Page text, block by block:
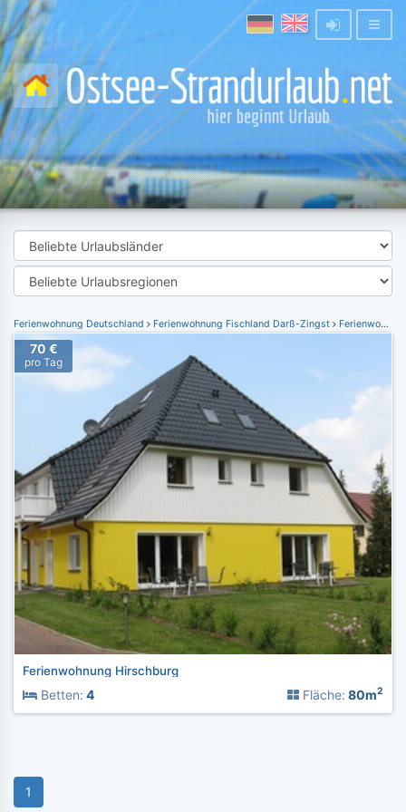
Ferienwohnung Deutschland Ferienwohnung Fischland Darß-Zingst Ferienwohnung Klockenhagen
70 €
pro Tag
Ferienwohnung Hirschburg
Betten: 4 Fläche: 80m2
1